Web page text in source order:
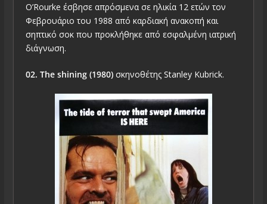
O’Rourke έσβησε απρόσμενα σε ηλικία 12 ετών τον
Φεβρουάριο του 1988 από καρδιακή ανακοπή και
σηπτικό σοκ που προκλήθηκε από εσφαλμένη ιατρική
διάγνωση.
02. The shining (1980)σκηνοθέτης Stanley Kubrick.